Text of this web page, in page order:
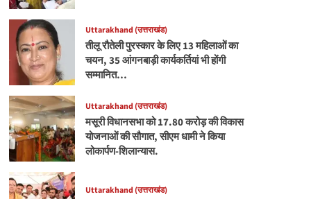
Uttarakhand (उत्तराखंड)
तीलू रौतेली पुरस्कार के लिए 13 महिलाओं का
चयन, 35 आंगनबाड़ी कार्यकर्तियां भी होंगी
सम्मानित…
Uttarakhand (उत्तराखंड)
मसूरी विधानसभा को 17.80 करोड़ की विकास
योजनाओं की सौगात, सीएम धामी ने किया
लोकार्पण-शिलान्यास.
Uttarakhand (उत्तराखंड)